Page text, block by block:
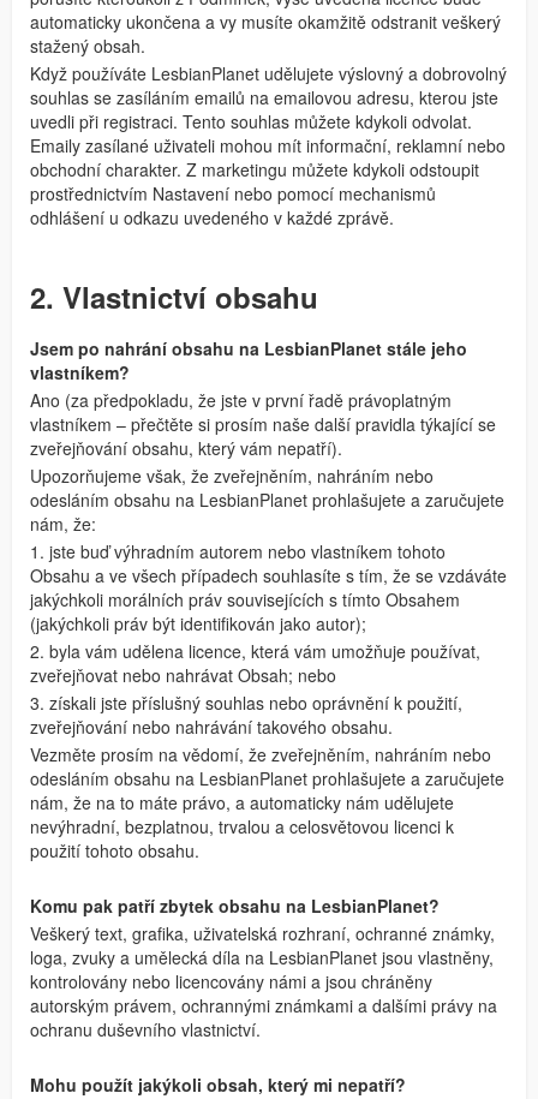
automaticky ukončena a vy musíte okamžitě odstranit veškerý
stažený obsah.
Když používáte LesbianPlanet udělujete výslovný a dobrovolný
souhlas se zasíláním emailů na emailovou adresu, kterou jste
uvedli při registraci. Tento souhlas můžete kdykoli odvolat.
Emaily zasílané uživateli mohou mít informační, reklamní nebo
obchodní charakter. Z marketingu můžete kdykoli odstoupit
prostřednictvím Nastavení nebo pomocí mechanismů
odhlášení u odkazu uvedeného v každé zprávě.
2. Vlastnictví obsahu
Jsem po nahrání obsahu na LesbianPlanet stále jeho
vlastníkem?
Ano (za předpokladu, že jste v první řadě právoplatným
vlastníkem – přečtěte si prosím naše další pravidla týkající se
zveřejňování obsahu, který vám nepatří).
Upozorňujeme však, že zveřejněním, nahráním nebo
odesláním obsahu na LesbianPlanet prohlašujete a zaručujete
nám, že:
1. jste buď výhradním autorem nebo vlastníkem tohoto
Obsahu a ve všech případech souhlasíte s tím, že se vzdáváte
jakýchkoli morálních práv souvisejících s tímto Obsahem
(jakýchkoli práv být identifikován jako autor);
2. byla vám udělena licence, která vám umožňuje používat,
zveřejňovat nebo nahrávat Obsah; nebo
3. získali jste příslušný souhlas nebo oprávnění k použití,
zveřejňování nebo nahrávání takového obsahu.
Vezměte prosím na vědomí, že zveřejněním, nahráním nebo
odesláním obsahu na LesbianPlanet prohlašujete a zaručujete
nám, že na to máte právo, a automaticky nám udělujete
nevýhradní, bezplatnou, trvalou a celosvětovou licenci k
použití tohoto obsahu.
Komu pak patří zbytek obsahu na LesbianPlanet?
Veškerý text, grafika, uživatelská rozhraní, ochranné známky,
loga, zvuky a umělecká díla na LesbianPlanet jsou vlastněny,
kontrolovány nebo licencovány námi a jsou chráněny
autorským právem, ochrannými známkami a dalšími právy na
ochranu duševního vlastnictví.
Mohu použít jakýkoli obsah, který mi nepatří?